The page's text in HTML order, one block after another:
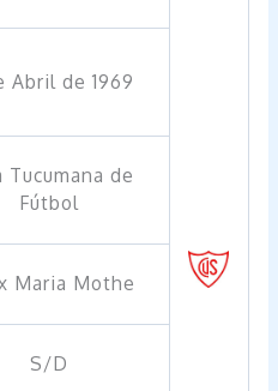
Abril de 1969
Tucumana de
Fútbol
Maria Mothe
S/D